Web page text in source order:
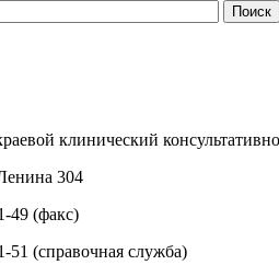
клинический
304
49 (факс)
51 (справочная служба)